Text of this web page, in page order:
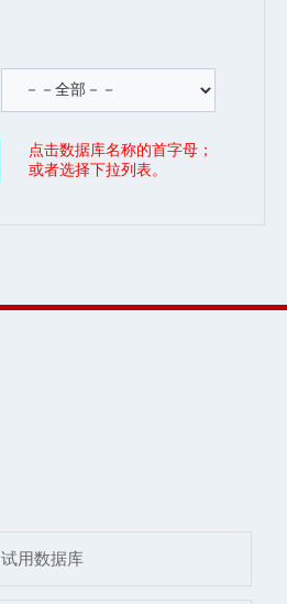
点击数据库名称的首字母；
或者选择下拉列表。
试用数据库